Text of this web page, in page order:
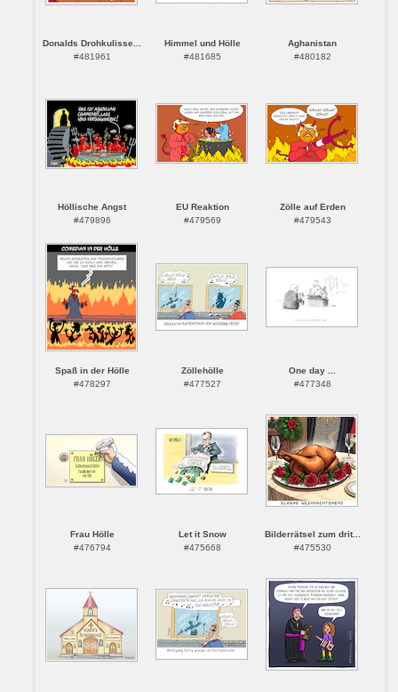
Donalds Drohkulisse...
#481961
Himmel und Hölle
#481685
Aghanistan
#480182
Höllische Angst
#479896
EU Reaktion
#479569
Zölle auf Erden
#479543
Spaß in der Hölle
#478297
Zöllehölle
#477527
One day ...
#477348
Frau Hölle
#476794
Let it Snow
#475668
Bilderrätsel zum drit...
#475530